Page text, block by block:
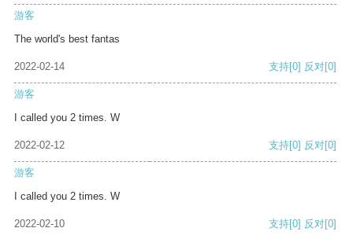
游客
The world's best fantas
2022-02-14 支持[0] 反对[0]
游客
I called you 2 times. W
2022-02-12 支持[0] 反对[0]
游客
I called you 2 times. W
2022-02-10 支持[0] 反对[0]